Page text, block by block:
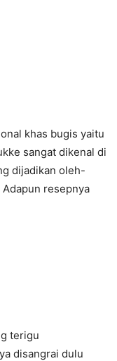
khas bugis yaitu
sangat dikenal di
dijadikan oleh-
resepnya
terigu
disangrai dulu